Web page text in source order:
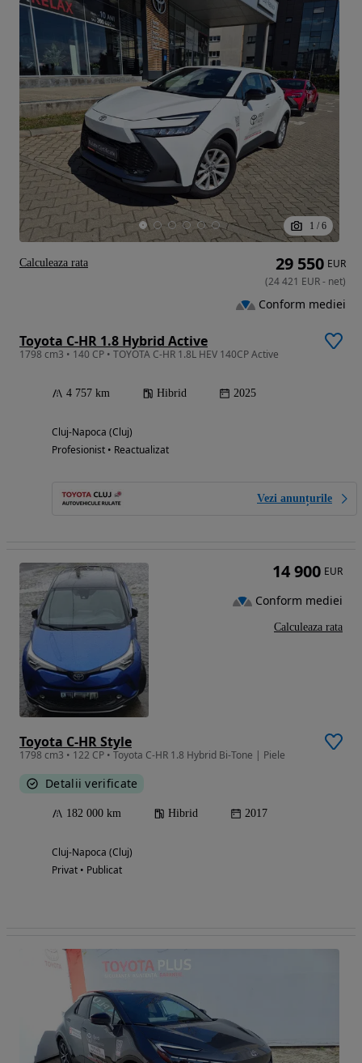
1 / 6
Toyota C-HR 1.8 Hybrid Active
1798 cm3 • 140 CP • TOYOTA C-HR 1.8L HEV 140CP Active
4 757 km Hibrid 2025
Cluj-Napoca (Cluj)
Profesionist • Reactualizat
Vezi anunțurile
29 550 EUR
(24 421 EUR- net)
Conform mediei
Calculeaza rata
Toyota C-HR Style
1798 cm3 • 122 CP • Toyota C-HR 1.8 Hybrid Bi-Tone | Piele
Detalii verificate
182 000 km Hibrid 2017
Cluj-Napoca (Cluj)
Privat • Publicat
14 900 EUR
Conform mediei
Calculeaza rata